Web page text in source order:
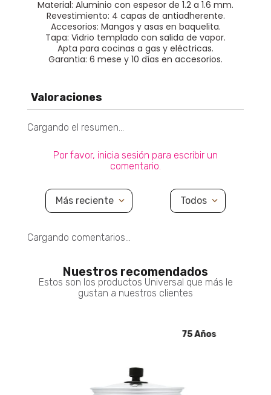
Material: Aluminio con espesor de 1.2 a 1.6 mm.
Revestimiento: 4 capas de antiadherente.
Accesorios: Mangos y asas en baquelita.
Tapa: Vidrio templado con salida de vapor.
Apta para cocinas a gas y eléctricas.
Garantia: 6 mese y 10 días en accesorios.
Valoraciones
Cargando el resumen…
Por favor, inicia sesión para escribir un
comentario.
Más reciente Todos
Cargando comentarios…
Nuestros recomendados
Estos son los productos Universal que más le
gustan a nuestros clientes
75 Años